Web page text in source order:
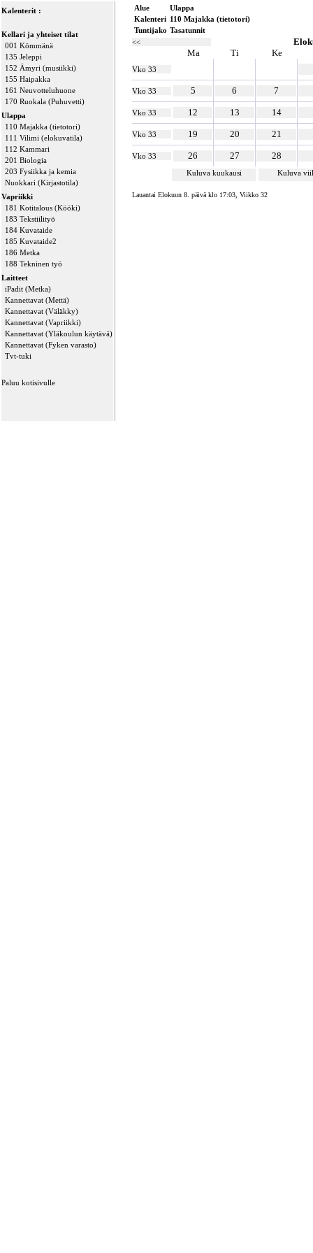
Kalenterit :
Kellari ja yhteiset tilat
001 Kömmänä
135 Jeleppi
152 Ämyri (musiikki)
155 Haipakka
161 Neuvotteluhuone
170 Ruokala (Puhuvetti)
Ulappa
110 Majakka (tietotori)
111 Vilimi (elokuvatila)
112 Kammari
201 Biologia
203 Fysiikka ja kemia
Nuokkari (Kirjastotila)
Vapriikki
181 Kotitalous (Kööki)
183 Tekstiilityö
184 Kuvataide
185 Kuvataide2
186 Metka
188 Tekninen työ
Laitteet
iPadit (Metka)
Kannettavat (Mettä)
Kannettavat (Väläkky)
Kannettavat (Vapriikki)
Kannettavat (Yläkoulun käytävä)
Kannettavat (Fyken varasto)
Tvt-tuki
Paluu kotisivulle
Alue
Ulappa
Kalenteri 110 Majakka (tietotori)
Tuntijako Tasatunnit
<<
Ma
Ti Ke
Vko 33
Vko 33 5 6 7
Vko 33 12 13 14
Vko 33 19 20 21
Vko 33 26 27 28
Kuluva kuukausi Kuluva
Lauantai Elokuun 8. päivä klo 17:03, Viikko 32